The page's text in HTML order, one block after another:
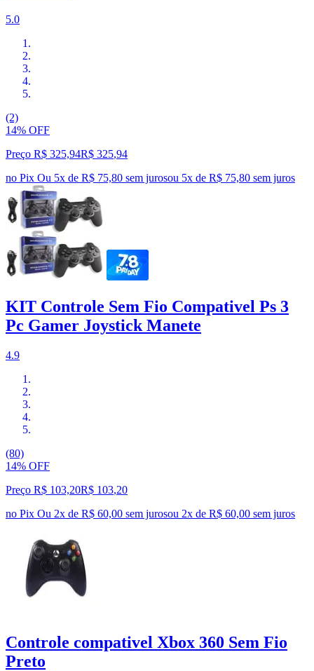
5.0
(2)
14% OFF
Preço R$ 325,94R$ 325,94
no Pix Ou 5x de R$ 75,80 sem jurosou 5x de R$ 75,80 sem juros
KIT Controle Sem Fio Compativel Ps 3
Pc Gamer Joystick Manete
4.9
(80)
14% OFF
Preço R$ 103,20R$ 103,20
no Pix Ou 2x de R$ 60,00 sem jurosou 2x de R$ 60,00 sem juros
Controle compativel Xbox 360 Sem Fio
Preto